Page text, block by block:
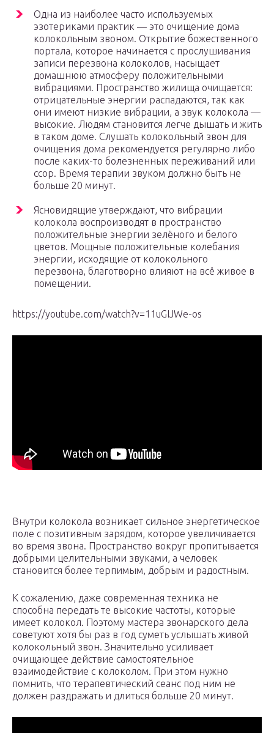
Одна из наиболее часто используемых
эзотериками практик — это очищение дома
колокольным звоном. Открытие божественного
портала, которое начинается с прослушивания
записи перезвона колоколов, насыщает
домашнюю атмосферу положительными
вибрациями. Пространство жилища очищается:
отрицательные энергии распадаются, так как
они имеют низкие вибрации, а звук колокола —
высокие. Людям становится легче дышать и жить
в таком доме. Слушать колокольный звон для
очищения дома рекомендуется регулярно либо
после каких-то болезненных переживаний или
ссор. Время терапии звуком должно быть не
больше 20 минут.
Ясновидящие утверждают, что вибрации
колокола воспроизводят в пространство
положительные энергии зелёного и белого
цветов. Мощные положительные колебания
энергии, исходящие от колокольного
перезвона, благотворно влияют на всё живое в
помещении.
https://youtube.com/watch?v=11uGIJWe-os
Внутри колокола возникает сильное энергетическое
поле с позитивным зарядом, которое увеличивается
во время звона. Пространство вокруг пропитывается
добрыми целительными звуками, а человек
становится более терпимым, добрым и радостным.
К сожалению, даже современная техника не
способна передать те высокие частоты, которые
имеет колокол. Поэтому мастера звонарского дела
советуют хотя бы раз в год суметь услышать живой
колокольный звон. Значительно усиливает
очищающее действие самостоятельное
взаимодействие с колоколом. При этом нужно
помнить, что терапевтический сеанс под ним не
должен раздражать и длиться больше 20 минут.